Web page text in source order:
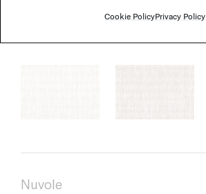
Cookie PolicyPrivacy Policy
Chenille Saint Germain
Nuvole